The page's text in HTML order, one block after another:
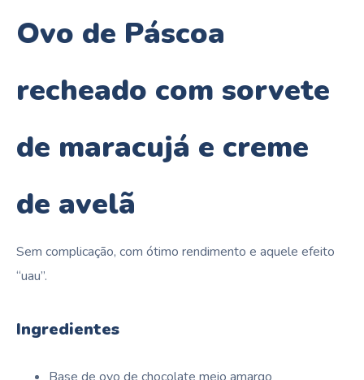
Ovo de Páscoa
recheado com sorvete
de maracujá e creme
de avelã
Sem complicação, com ótimo rendimento e aquele efeito
“uau”.
Ingredientes